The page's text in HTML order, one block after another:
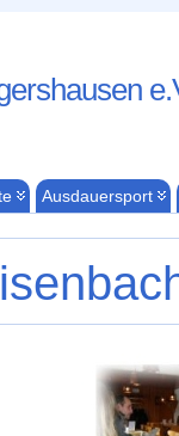
Ausdauersport